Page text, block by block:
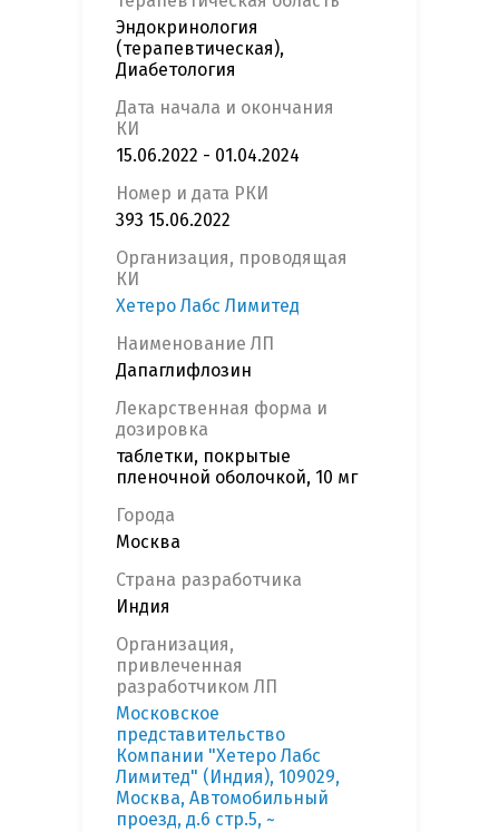
Эндокринология
(терапевтическая),
Диабетология
Дата начала и окончания
КИ
15.06.2022 - 01.04.2024
Номер и дата РКИ
393 15.06.2022
Организация, проводящая
КИ
Хетеро Лабс Лимитед
Наименование ЛП
Дапаглифлозин
Лекарственная форма и
дозировка
таблетки, покрытые
пленочной оболочкой, 10 мг
Города
Москва
Страна разработчика
Индия
Организация,
привлеченная
разработчиком ЛП
Московское
представительство
Компании "Хетеро Лабс
Лимитед" (Индия), 109029,
Москва, Автомобильный
проезд, д.6 стр.5, ~